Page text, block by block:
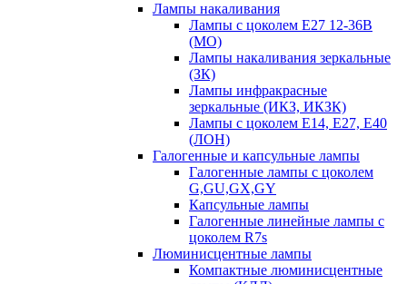
Лампы накаливания
Лампы с цоколем Е27 12-36В
(МО)
Лампы накаливания зеркальные
(ЗК)
Лампы инфракрасные
зеркальные (ИКЗ, ИКЗК)
Лампы с цоколем Е14, Е27, Е40
(ЛОН)
Галогенные и капсульные лампы
Галогенные лампы с цоколем
G,GU,GX,GY
Капсульные лампы
Галогенные линейные лампы с
цоколем R7s
Люминисцентные лампы
Компактные люминисцентные